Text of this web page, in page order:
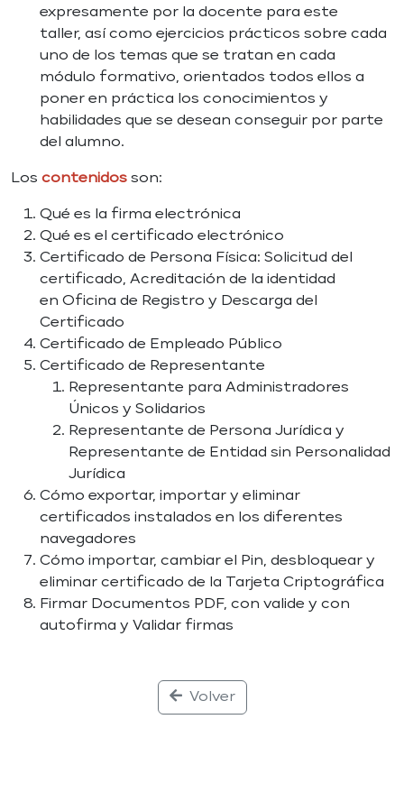
expresamente por la docente para este
taller, así como ejercicios prácticos sobre cada
uno de los temas que se tratan en cada
módulo formativo, orientados todos ellos a
poner en práctica los conocimientos y
habilidades que se desean conseguir por parte
del alumno.
Los contenidos son:
Qué es la firma electrónica
Qué es el certificado electrónico
Certificado de Persona Física: Solicitud del
certificado, Acreditación de la identidad
en Oficina de Registro y Descarga del
Certificado
Certificado de Empleado Público
Certificado de Representante
Representante para Administradores
Únicos y Solidarios
Representante de Persona Jurídica y
Representante de Entidad sin Personalidad
Jurídica
Cómo exportar, importar y eliminar
certificados instalados en los diferentes
navegadores
Cómo importar, cambiar el Pin, desbloquear y
eliminar certificado de la Tarjeta Criptográfica
Firmar Documentos PDF, con valide y con
autofirma y Validar firmas
Volver